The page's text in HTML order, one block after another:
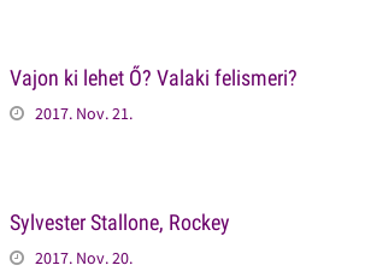
Vajon ki lehet Ő? Valaki felismeri?
2017. Nov. 21.
Sylvester Stallone, Rockey
2017. Nov. 20.